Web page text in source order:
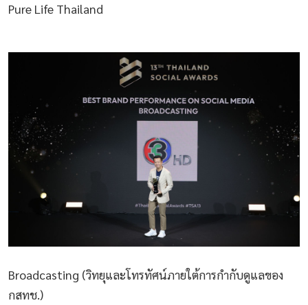
Pure Life Thailand
Broadcasting (วิทยุและโทรทัศน์ภายใต้การกำกับดูแลของ
กสทช.)